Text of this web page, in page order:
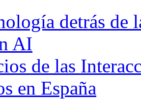
detrás de
AI
de las
en España